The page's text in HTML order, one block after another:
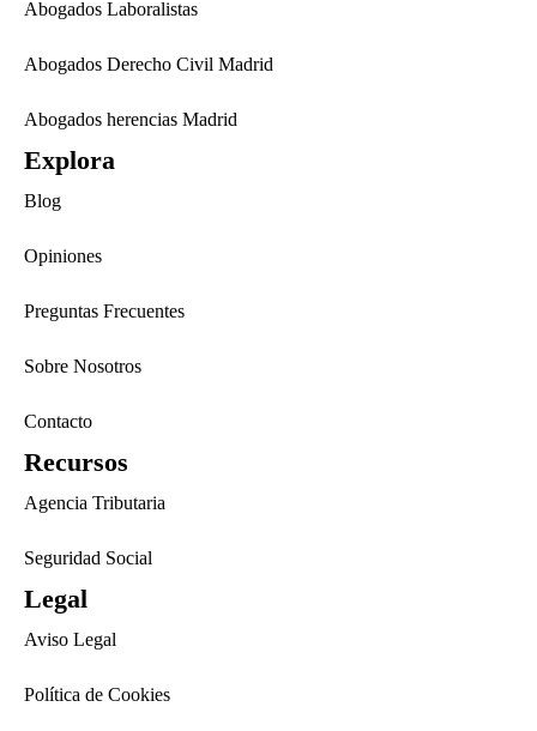
Abogados Laboralistas
Abogados Derecho Civil Madrid
Abogados herencias Madrid
Explora
Blog
Opiniones
Preguntas Frecuentes
Sobre Nosotros
Contacto
Recursos
Agencia Tributaria
Seguridad Social
Legal
Aviso Legal
Política de Cookies